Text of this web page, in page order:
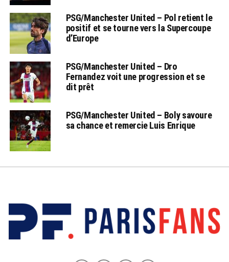
PSG/Manchester United – Pol retient le
positif et se tourne vers la Supercoupe
d’Europe
PSG/Manchester United – Dro
Fernandez voit une progression et se
dit prêt
PSG/Manchester United – Boly savoure
sa chance et remercie Luis Enrique